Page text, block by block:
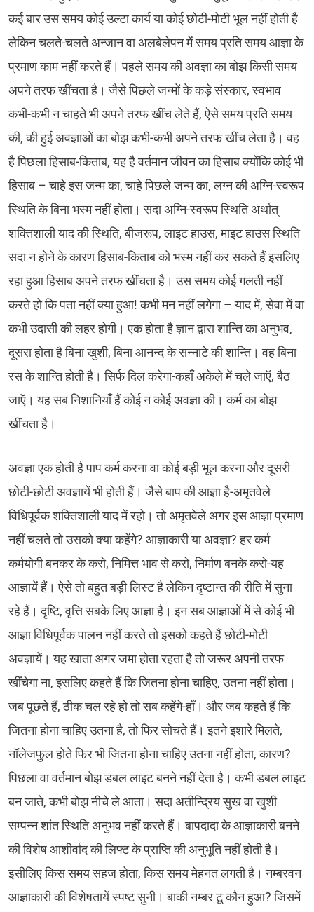
कई बार उस समय कोई उल्टा कार्य या कोई छोटी-मोटी भूल नहीं होती है
लेकिन चलते-चलते अन्जान वा अलबेलेपन में समय प्रति समय आज्ञा के
प्रमाण काम नहीं करते हैं। पहले समय की अवज्ञा का बोझ किसी समय
अपने तरफ खींचता है। जैसे पिछले जन्मों के कड़े संस्कार, स्वभाव
कभी-कभी न चाहते भी अपने तरफ खींच लेते हैं, ऐसे समय प्रति समय
की, की हुई अवज्ञाओं का बोझ कभी-कभी अपने तरफ खींच लेता है। वह
है पिछला हिसाब-किताब, यह है वर्तमान जीवन का हिसाब क्योंकि कोई भी
हिसाब – चाहे इस जन्म का, चाहे पिछले जन्म का, लग्न की अग्नि-स्वरूप
स्थिति के बिना भस्म नहीं होता। सदा अग्नि-स्वरूप स्थिति अर्थात्
शक्तिशाली याद की स्थिति, बीजरूप, लाइट हाउस, माइट हाउस स्थिति
सदा न होने के कारण हिसाब-किताब को भस्म नहीं कर सकते हैं इसलिए
रहा हुआ हिसाब अपने तरफ खींचता है। उस समय कोई गलती नहीं
करते हो कि पता नहीं क्या हुआ! कभी मन नहीं लगेगा – याद में, सेवा में वा
कभी उदासी की लहर होगी। एक होता है ज्ञान द्वारा शान्ति का अनुभव,
दूसरा होता है बिना खुशी, बिना आनन्द के सन्नाटे की शान्ति। वह बिना
रस के शान्ति होती है। सिर्फ दिल करेगा-कहाँ अकेले में चले जाऍ, बैठ
जाऍ। यह सब निशानियाँ हैं कोई न कोई अवज्ञा की। कर्म का बोझ
खींचता है।
अवज्ञा एक होती है पाप कर्म करना वा कोई बड़ी भूल करना और दूसरी
छोटी-छोटी अवज्ञायें भी होती हैं। जैसे बाप की आज्ञा है-अमृतवेले
विधिपूर्वक शक्तिशाली याद में रहो। तो अमृतवेले अगर इस आज्ञा प्रमाण
नहीं चलते तो उसको क्या कहेंगे? आज्ञाकारी या अवज्ञा? हर कर्म
कर्मयोगी बनकर के करो, निमित्त भाव से करो, निर्माण बनके करो-यह
आज्ञायें हैं। ऐसे तो बहुत बड़ी लिस्ट है लेकिन दृष्टान्त की रीति में सुना
रहे हैं। दृष्टि, वृत्ति सबके लिए आज्ञा है। इन सब आज्ञाओं में से कोई भी
आज्ञा विधिपूर्वक पालन नहीं करते तो इसको कहते हैं छोटी-मोटी
अवज्ञायें। यह खाता अगर जमा होता रहता है तो जरूर अपनी तरफ
खींचेगा ना, इसलिए कहते हैं कि जितना होना चाहिए, उतना नहीं होता।
जब पूछते हैं, ठीक चल रहे हो तो सब कहेंगे-हाँ। और जब कहते हैं कि
जितना होना चाहिए उतना है, तो फिर सोचते हैं। इतने इशारे मिलते,
नॉलेजफुल होते फिर भी जितना होना चाहिए उतना नहीं होता, कारण?
पिछला वा वर्तमान बोझ डबल लाइट बनने नहीं देता है। कभी डबल लाइट
बन जाते, कभी बोझ नीचे ले आता। सदा अतीन्द्रिय सुख वा खुशी
सम्पन्न शांत स्थिति अनुभव नहीं करते हैं। बापदादा के आज्ञाकारी बनने
की विशेष आशीर्वाद की लिफ्ट के प्राप्ति की अनुभूति नहीं होती है।
इसीलिए किस समय सहज होता, किस समय मेहनत लगती है। नम्बरवन
आज्ञाकारी की विशेषतायें स्पष्ट सुनी। बाकी नम्बर टू कौन हुआ? जिसमें